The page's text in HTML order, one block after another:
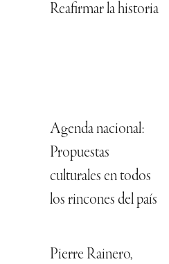
Reafirmar la historia
Agenda nacional:
Propuestas
culturales en todos
los rincones del país
Pierre Rainero,